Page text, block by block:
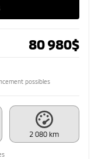
80 980$
possibles
2 080 km